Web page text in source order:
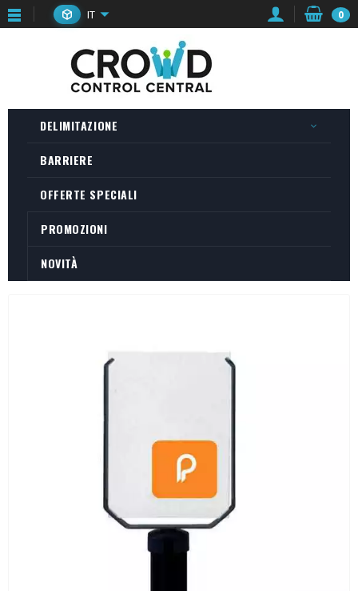
IT 0
DELIMITAZIONE
BARRIERE
OFFERTE SPECIALI
PROMOZIONI
NOVITÀ